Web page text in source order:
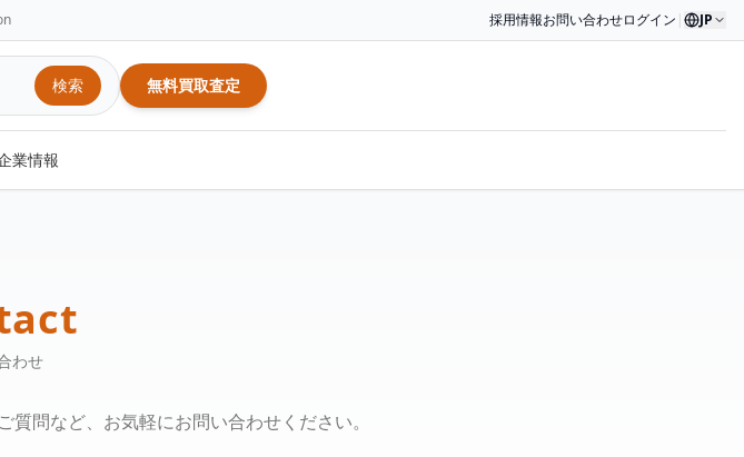
採用情報お問い合わせログイン | JP
検索 無料買取査定
業情報
わせ
問など、お気軽にお問い合わせください。